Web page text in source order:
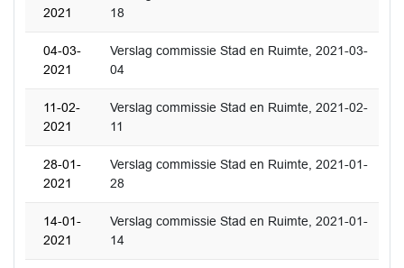
2021
18
04-03-
2021
Verslag commissie Stad en Ruimte, 2021-03-
04
11-02-
2021
Verslag commissie Stad en Ruimte, 2021-02-
11
28-01-
2021
Verslag commissie Stad en Ruimte, 2021-01-
28
14-01-
2021
Verslag commissie Stad en Ruimte, 2021-01-
14